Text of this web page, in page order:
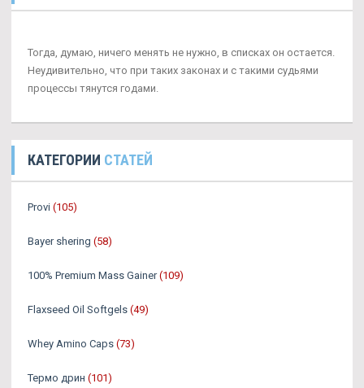
Тогда, думаю, ничего менять не нужно, в списках он остается.
Неудивительно, что при таких законах и с такими судьями
процессы тянутся годами.
КАТЕГОРИИ СТАТЕЙ
Provi (105)
Bayer shering (58)
100% Premium Mass Gainer (109)
Flaxseed Oil Softgels (49)
Whey Amino Caps (73)
Термо дрин (101)